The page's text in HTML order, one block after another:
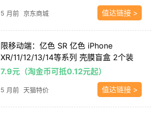
5 月前 京东商城 值达链接 >
限移动端：亿色 SR 亿色 iPhone
XR/11/12/13/14等系列 壳膜盲盒 2个装
7.9元（淘金币可抵0.12元起）
5 月前 天猫特价 值达链接 >